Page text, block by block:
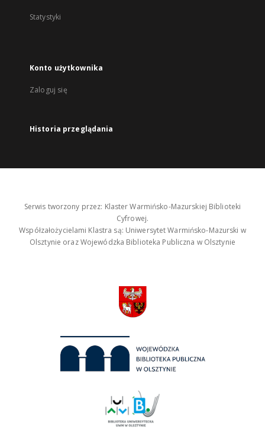
Statystyki
Konto użytkownika
Zaloguj się
Historia przeglądania
Serwis tworzony przez: Klaster Warmińsko-Mazurskiej Biblioteki
Cyfrowej.
Współzałożycielami Klastra są: Uniwersytet Warmińsko-Mazurski w
Olsztynie oraz Wojewódzka Biblioteka Publiczna w Olsztynie